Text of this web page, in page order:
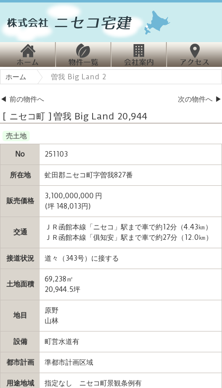
ホ
ーム
物
件情報
会
ホーム 曽我 Big Land 2
◀ 前の物件へ 次の物件へ ▶
[ ニセコ町 ] 曽我 Big Land 20,944
売土地
No 251103
所在地 虻田郡ニセコ町字曽我827番
販売価格
3,100,000,000 円
(坪 148,013円)
交通
ＪＲ函館本線「ニセコ」駅まで車で約12分（4.43㎞）
ＪＲ函館本線「俱知安」駅まで車で約27分（12.0㎞）
接道状況 道々（343号）に接する
土地面積
69,238㎡
20,944.5坪
地目
原野
山林
設備 町営水道有
都市計画 準都市計画区域
用途地域 指定なし ニセコ町景観条例有